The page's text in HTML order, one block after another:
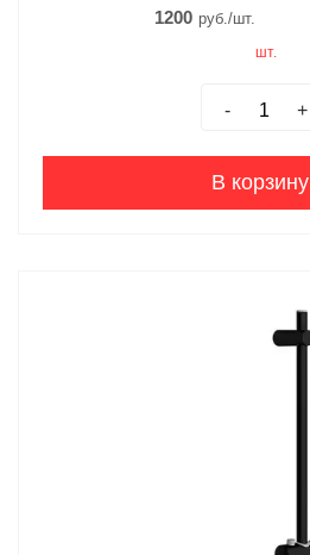
1200 руб./шт.
шт.
- +
В корзину